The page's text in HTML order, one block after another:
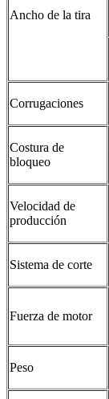
Ancho de la tira
Corrugaciones
Costura de
bloqueo
Velocidad de
producción
Sistema de corte
Fuerza de motor
Peso